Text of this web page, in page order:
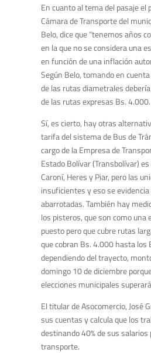
En cuanto al tema del pasaje el
Cámara de Transporte del
Belo, dice que “tenemos años
en la que no se considera una
en función de una inflación
Según Belo, tomando en
de las rutas diametrales
de las rutas expresas Bs. 4.000.
Sí, es cierto, hay otras
tarifa del sistema de Bus de
cargo de la Empresa de
Estado Bolívar (Transbolívar)
Caroní, Heres y Piar, pero las
insuficientes y eso se
abarrotadas. También hay
los pisteros, que son como una
puesto pero que cubre rutas
que cobran Bs. 4.000 hasta los
dependiendo del trayecto,
domingo 10 de diciembre
elecciones municipales
El titular de Asocomercio, José
sus cuentas y calcula que los
destinando 40% de sus
transporte.